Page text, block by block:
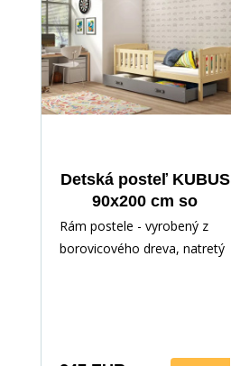
Detská posteľ KUBUS
90x200 cm so
zásuvkou, bez
matraca,
Rám postele - vyrobený z
borovicového dreva, natretý